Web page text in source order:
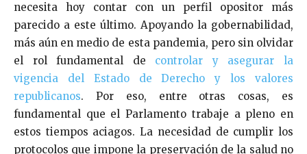
necesita hoy contar con un perfil opositor más
parecido a este último. Apoyando la gobernabilidad,
más aún en medio de esta pandemia, pero sin olvidar
el rol fundamental de controlar y asegurar la
vigencia del Estado de Derecho y los valores
republicanos. Por eso, entre otras cosas, es
fundamental que el Parlamento trabaje a pleno en
estos tiempos aciagos. La necesidad de cumplir los
protocolos que impone la preservación de la salud no